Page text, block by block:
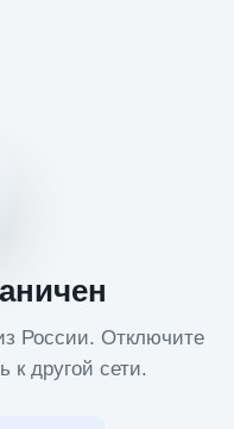
России. Отключите
к другой сети.